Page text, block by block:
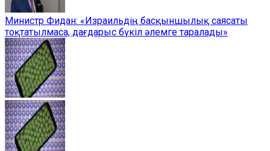
Министр Фидан: «Израильдің басқыншылық саясаты
тоқтатылмаса, дағдарыс бүкіл әлемге таралады»